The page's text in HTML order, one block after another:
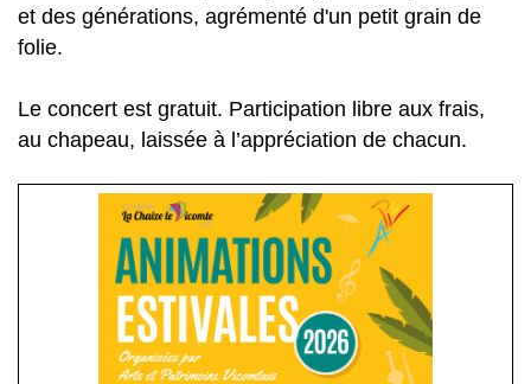
et des générations, agrémenté d'un petit grain de
folie.
Le concert est gratuit. Participation libre aux frais,
au chapeau, laissée à l’appréciation de chacun.